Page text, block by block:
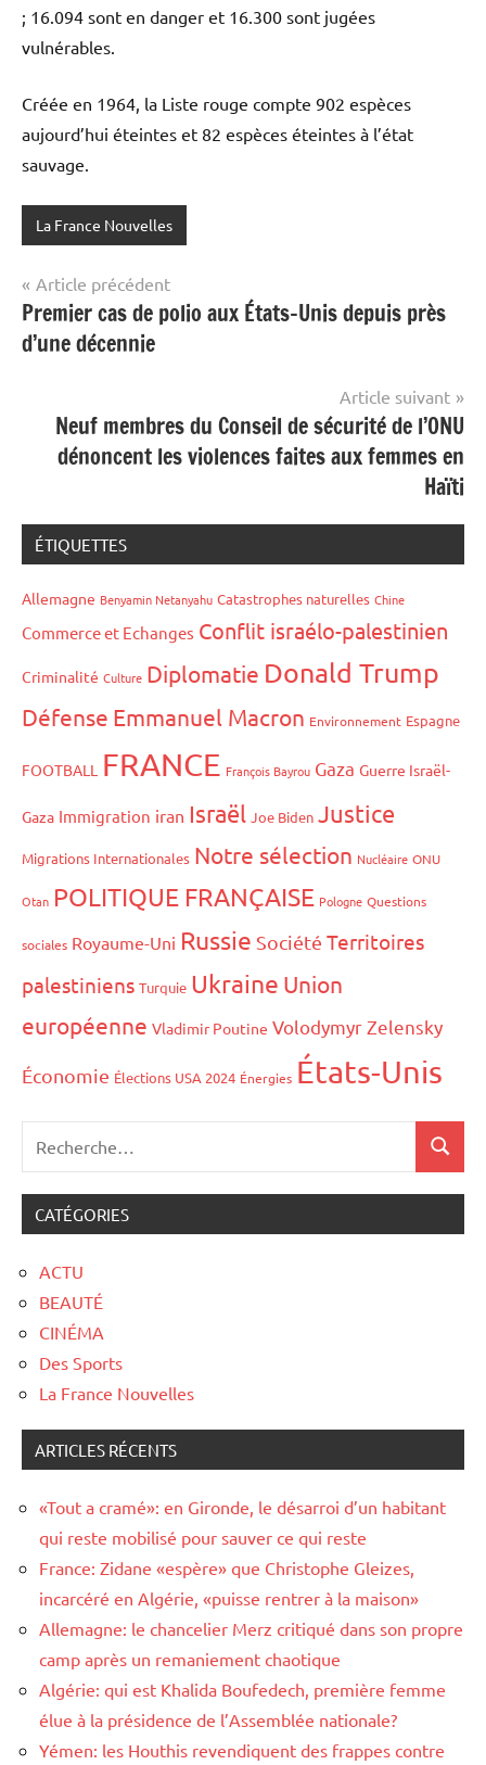
; 16.094 sont en danger et 16.300 sont jugées
vulnérables.
Créée en 1964, la Liste rouge compte 902 espèces
aujourd’hui éteintes et 82 espèces éteintes à l’état
sauvage.
La France Nouvelles
Navigation
de
l’article
Article précédent
Premier cas de polio aux États-Unis depuis près
d’une décennie
Article suivant
Neuf membres du Conseil de sécurité de l’ONU
dénoncent les violences faites aux femmes en
Haïti
ÉTIQUETTES
Allemagne Benyamin Netanyahu Catastrophes naturelles Chine
Commerce et Echanges Conflit israélo-palestinien
Criminalité Culture Diplomatie Donald Trump
Défense Emmanuel Macron Environnement Espagne
FOOTBALL FRANCE François Bayrou Gaza Guerre Israël-
Gaza Immigration iran Israël Joe Biden Justice
Migrations Internationales Notre sélection Nucléaire ONU
Otan POLITIQUE FRANÇAISE Pologne Questions
sociales Royaume-Uni Russie Société Territoires
palestiniens Turquie Ukraine Union
européenne Vladimir Poutine Volodymyr Zelensky
Économie Élections USA 2024 Énergies États-Unis
CATÉGORIES
ACTU
BEAUTÉ
CINÉMA
Des Sports
La France Nouvelles
ARTICLES RÉCENTS
«Tout a cramé»: en Gironde, le désarroi d’un habitant
qui reste mobilisé pour sauver ce qui reste
France: Zidane «espère» que Christophe Gleizes,
incarcéré en Algérie, «puisse rentrer à la maison»
Allemagne: le chancelier Merz critiqué dans son propre
camp après un remaniement chaotique
Algérie: qui est Khalida Boufedech, première femme
élue à la présidence de l’Assemblée nationale?
Yémen: les Houthis revendiquent des frappes contre